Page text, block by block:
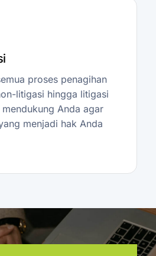
proses penagihan
litigasi hingga litigasi
Anda agar
menjadi hak Anda